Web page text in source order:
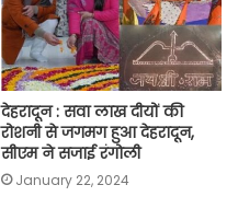
देहरादून : सवा लाख दीयों की
रोशनी से जगमग हुआ देहरादून,
सीएम ने सजाई रंगोली
January 22, 2024